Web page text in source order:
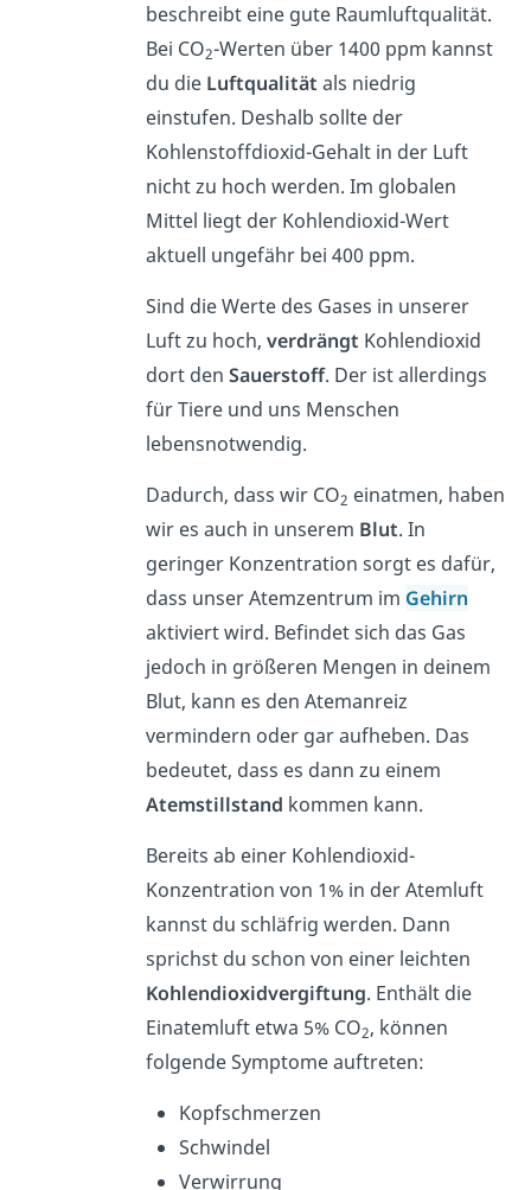
beschreibt eine gute Raumluftqualität.
Bei CO2-Werten über 1400 ppm kannst
du die Luftqualität als niedrig
einstufen. Deshalb sollte der
Kohlenstoffdioxid-Gehalt in der Luft
nicht zu hoch werden. Im globalen
Mittel liegt der Kohlendioxid-Wert
aktuell ungefähr bei 400 ppm.
Sind die Werte des Gases in unserer
Luft zu hoch, verdrängt Kohlendioxid
dort den Sauerstoff. Der ist allerdings
für Tiere und uns Menschen
lebensnotwendig.
Dadurch, dass wir CO2 einatmen, haben
wir es auch in unserem Blut. In
geringer Konzentration sorgt es dafür,
dass unser Atemzentrum im Gehirn
aktiviert wird. Befindet sich das Gas
jedoch in größeren Mengen in deinem
Blut, kann es den Atemanreiz
vermindern oder gar aufheben. Das
bedeutet, dass es dann zu einem
Atemstillstand kommen kann.
Bereits ab einer Kohlendioxid-
Konzentration von 1% in der Atemluft
kannst du schläfrig werden. Dann
sprichst du schon von einer leichten
Kohlendioxidvergiftung. Enthält die
Einatemluft etwa 5% CO2, können
folgende Symptome auftreten:
Kopfschmerzen
Schwindel
Verwirrung